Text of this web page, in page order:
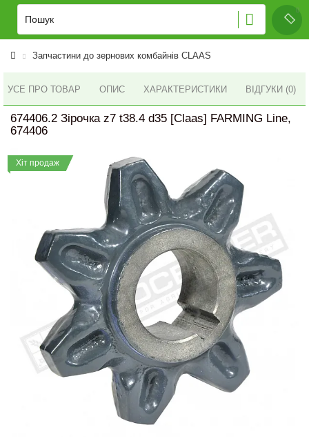
Запчастини до зернових комбайнів CLAAS
УСЕ ПРО ТОВАР ОПИС ХАРАКТЕРИСТИКИ ВІДГУКИ (0)
674406.2 Зірочка z7 t38.4 d35 [Claas] FARMING Line,
674406
Хіт продаж